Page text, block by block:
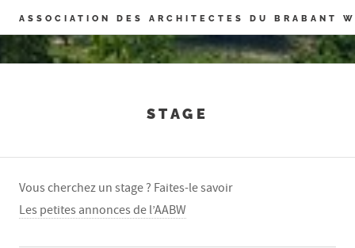
Panneau de gestion des cookies
ASSOCIATION DES ARCHITECTES DU BRABANT
STAGE
Vous cherchez un stage ? Faites-le savoir
Les petites annonces de l’AABW